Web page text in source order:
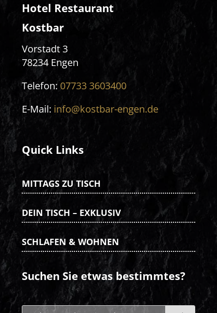
Hotel Restaurant
Kostbar
Vorstadt 3
78234 Engen
Telefon: 07733 3603400
E-Mail: info@kostbar-engen.de
Quick Links
MITTAGS ZU TISCH
DEIN TISCH – EXKLUSIV
SCHLAFEN & WOHNEN
Suchen Sie etwas bestimmtes?